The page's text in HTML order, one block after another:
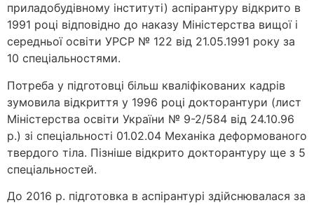
приладобудівному інституті) аспірантуру відкрито в
1991 році відповідно до наказу Міністерства вищої і
середньої освіти УРСР № 122 від 21.05.1991 року за
10 спеціальностями.
Потреба у підготовці більш кваліфікованих кадрів
зумовила відкриття у 1996 році докторантури (лист
Міністерства освіти України № 9-2/584 від 24.10.96
р.) зі спеціальності 01.02.04 Механіка деформованого
твердого тіла. Пізніше відкрито докторантуру ще з 5
спеціальностей.
До 2016 р. підготовка в аспірантурі здійснювалася за